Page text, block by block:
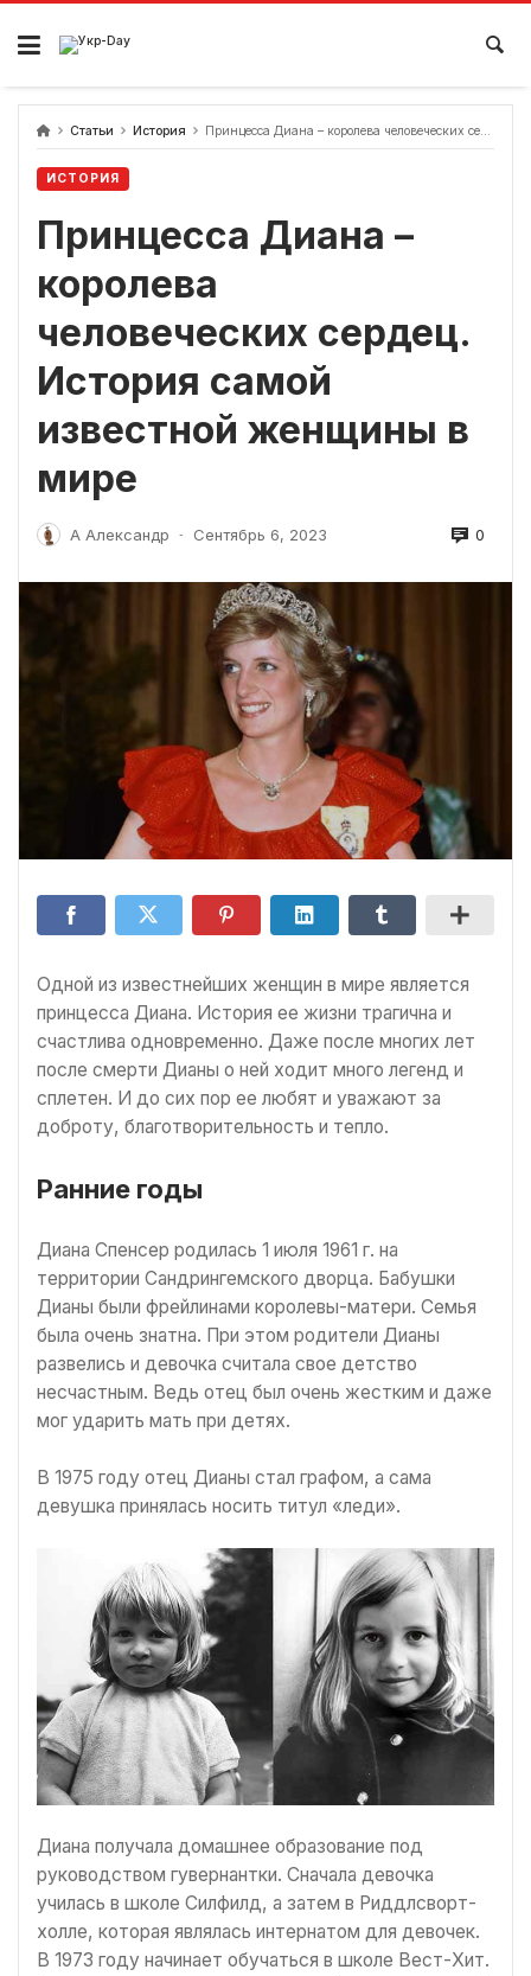
перейти
содержанию
Статьи История Принцесса Диана – королева человеческих сердец. История самой известной женщины в мире
ИСТОРИЯ
Принцесса Диана –
королева
человеческих сердец.
История самой
известной женщины в
мире
А Александр - Сентябрь 6, 2023 0
Одной из известнейших женщин в мире является
принцесса Диана. История ее жизни трагична и
счастлива одновременно. Даже после многих лет
после смерти Дианы о ней ходит много легенд и
сплетен. И до сих пор ее любят и уважают за
доброту, благотворительность и тепло.
Ранние годы
Диана Спенсер родилась 1 июля 1961 г. на
территории Сандрингемского дворца. Бабушки
Дианы были фрейлинами королевы-матери. Семья
была очень знатна. При этом родители Дианы
развелись и девочка считала свое детство
несчастным. Ведь отец был очень жестким и даже
мог ударить мать при детях.
В 1975 году отец Дианы стал графом, а сама
девушка принялась носить титул «леди».
Диана получала домашнее образование под
руководством гувернантки. Сначала девочка
училась в школе Силфилд, а затем в Риддлсворт-
холле, которая являлась интернатом для девочек.
В 1973 году начинает обучаться в школе Вест-Хит.